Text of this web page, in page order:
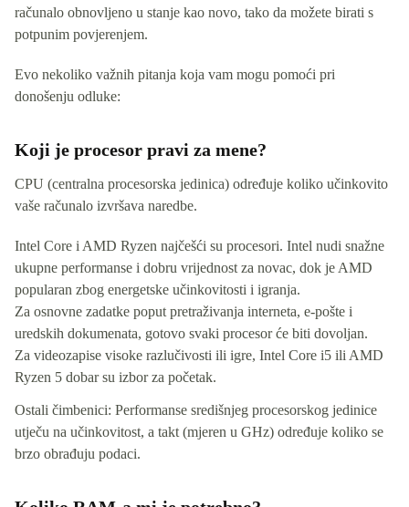
računalo obnovljeno u stanje kao novo, tako da možete birati s
potpunim povjerenjem.
Evo nekoliko važnih pitanja koja vam mogu pomoći pri
donošenju odluke:
Koji je procesor pravi za mene?
CPU (centralna procesorska jedinica) određuje koliko učinkovito
vaše računalo izvršava naredbe.
Intel Core i AMD Ryzen najčešći su procesori. Intel nudi snažne
ukupne performanse i dobru vrijednost za novac, dok je AMD
popularan zbog energetske učinkovitosti i igranja.
Za osnovne zadatke poput pretraživanja interneta, e-pošte i
uredskih dokumenata, gotovo svaki procesor će biti dovoljan.
Za videozapise visoke razlučivosti ili igre, Intel Core i5 ili AMD
Ryzen 5 dobar su izbor za početak.
Ostali čimbenici: Performanse središnjeg procesorskog jedinice
utječu na učinkovitost, a takt (mjeren u GHz) određuje koliko se
brzo obrađuju podaci.